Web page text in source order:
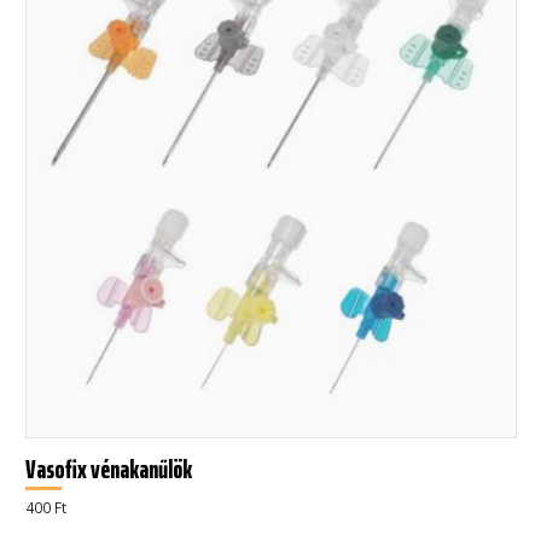
Vasofix vénakanűlök
400 Ft